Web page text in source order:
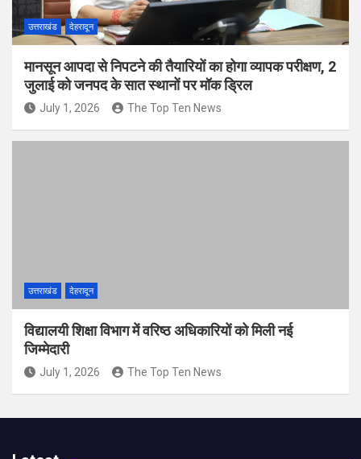
उत्तराखंड देहरादून
मानसून आपदा से निपटने की तैयारियों का होगा व्यापक परीक्षण, 2
जुलाई को जनपद के सात स्थानों पर मॉक ड्रिल
July 1, 2026 The Top Ten News
उत्तराखंड देहरादून
विद्यालयी शिक्षा विभाग में वरिष्ठ अधिकारियों को मिली नई
जिम्मेदारी
July 1, 2026 The Top Ten News